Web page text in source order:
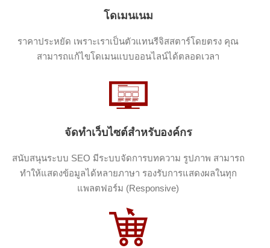
โดเมนเนม
ราคาประหยัด เพราะเราเป็นตัวแทนรีจิสสตาร์โดยตรง คุณ
สามารถแก้ไขโดเมนแบบออนไลน์ได้ตลอดเวลา
จัดทำเว็บไซต์สำหรับองค์กร
สนับสนุนระบบ SEO มีระบบจัดการบทความ รูปภาพ สามารถ
ทำให้แสดงข้อมูลได้หลายภาษา รองรับการแสดงผลในทุก
แพลตฟอร์ม (Responsive)